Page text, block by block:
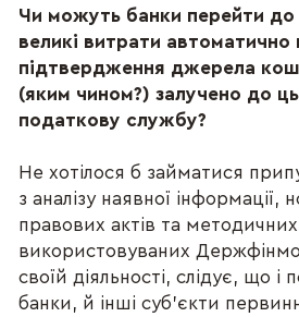
Чи можуть банки перейти до
великі витрати
підтвердження джерела
(яким чином?) залучено до
податкову службу?
Не хотілося б займатися
з аналізу наявної інформації,
правових актів та
використовуваних
своїй діяльності, слідує, що і
банки, й інші суб’єкти